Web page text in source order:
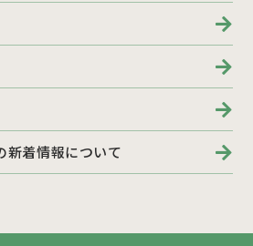
着情報について